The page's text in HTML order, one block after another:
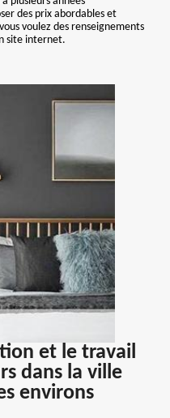
des prix abordables et
voulez des renseignements
site internet.
et le travail
dans la ville
environs